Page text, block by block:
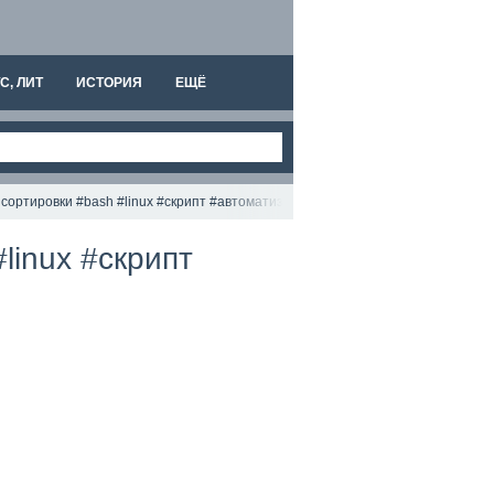
ЛИТ ИСТОРИЯ ЕЩЁ
#bash #linux #скрипт #автоматизация #начинающим
#скрипт